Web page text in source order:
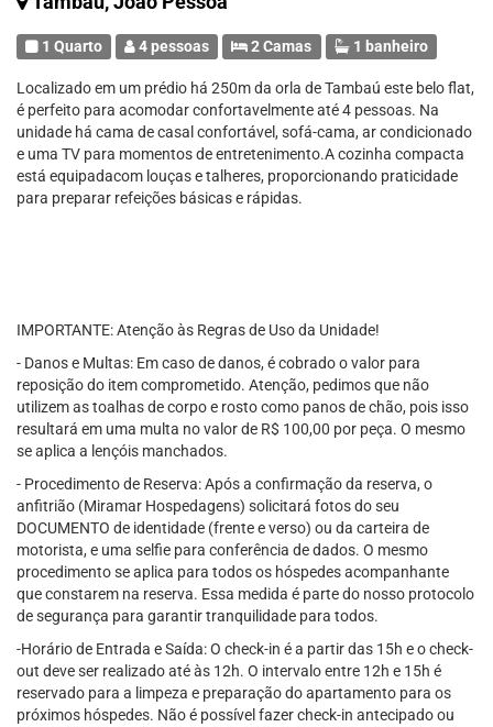
1 Quarto 4 pessoas 2 Camas 1 banheiro
Localizado em um prédio há 250m da orla de Tambaú este belo flat,
é perfeito para acomodar confortavelmente até 4 pessoas. Na
unidade há cama de casal confortável, sofá-cama, ar condicionado
e uma TV para momentos de entretenimento.A cozinha compacta
está equipadacom louças e talheres, proporcionando praticidade
para preparar refeições básicas e rápidas.
IMPORTANTE: Atenção às Regras de Uso da Unidade!
- Danos e Multas: Em caso de danos, é cobrado o valor para
reposição do item comprometido. Atenção, pedimos que não
utilizem as toalhas de corpo e rosto como panos de chão, pois isso
resultará em uma multa no valor de R$ 100,00 por peça. O mesmo
se aplica a lençóis manchados.
- Procedimento de Reserva: Após a confirmação da reserva, o
anfitrião (Miramar Hospedagens) solicitará fotos do seu
DOCUMENTO de identidade (frente e verso) ou da carteira de
motorista, e uma selfie para conferência de dados. O mesmo
procedimento se aplica para todos os hóspedes acompanhante
que constarem na reserva. Essa medida é parte do nosso protocolo
de segurança para garantir tranquilidade para todos.
-Horário de Entrada e Saída: O check-in é a partir das 15h e o check-
out deve ser realizado até às 12h. O intervalo entre 12h e 15h é
reservado para a limpeza e preparação do apartamento para os
próximos hóspedes. Não é possível fazer check-in antecipado ou